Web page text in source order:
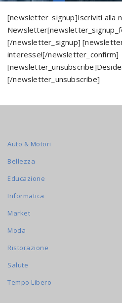
[newsletter_signup]Iscriviti alla
[/newsletter_signup]
interesse![/newsletter_confirm]
[/newsletter_unsubscribe]
Auto & Motori
Bellezza
Educazione
Informatica
Market
Moda
Ristorazione
Salute
Tempo Libero